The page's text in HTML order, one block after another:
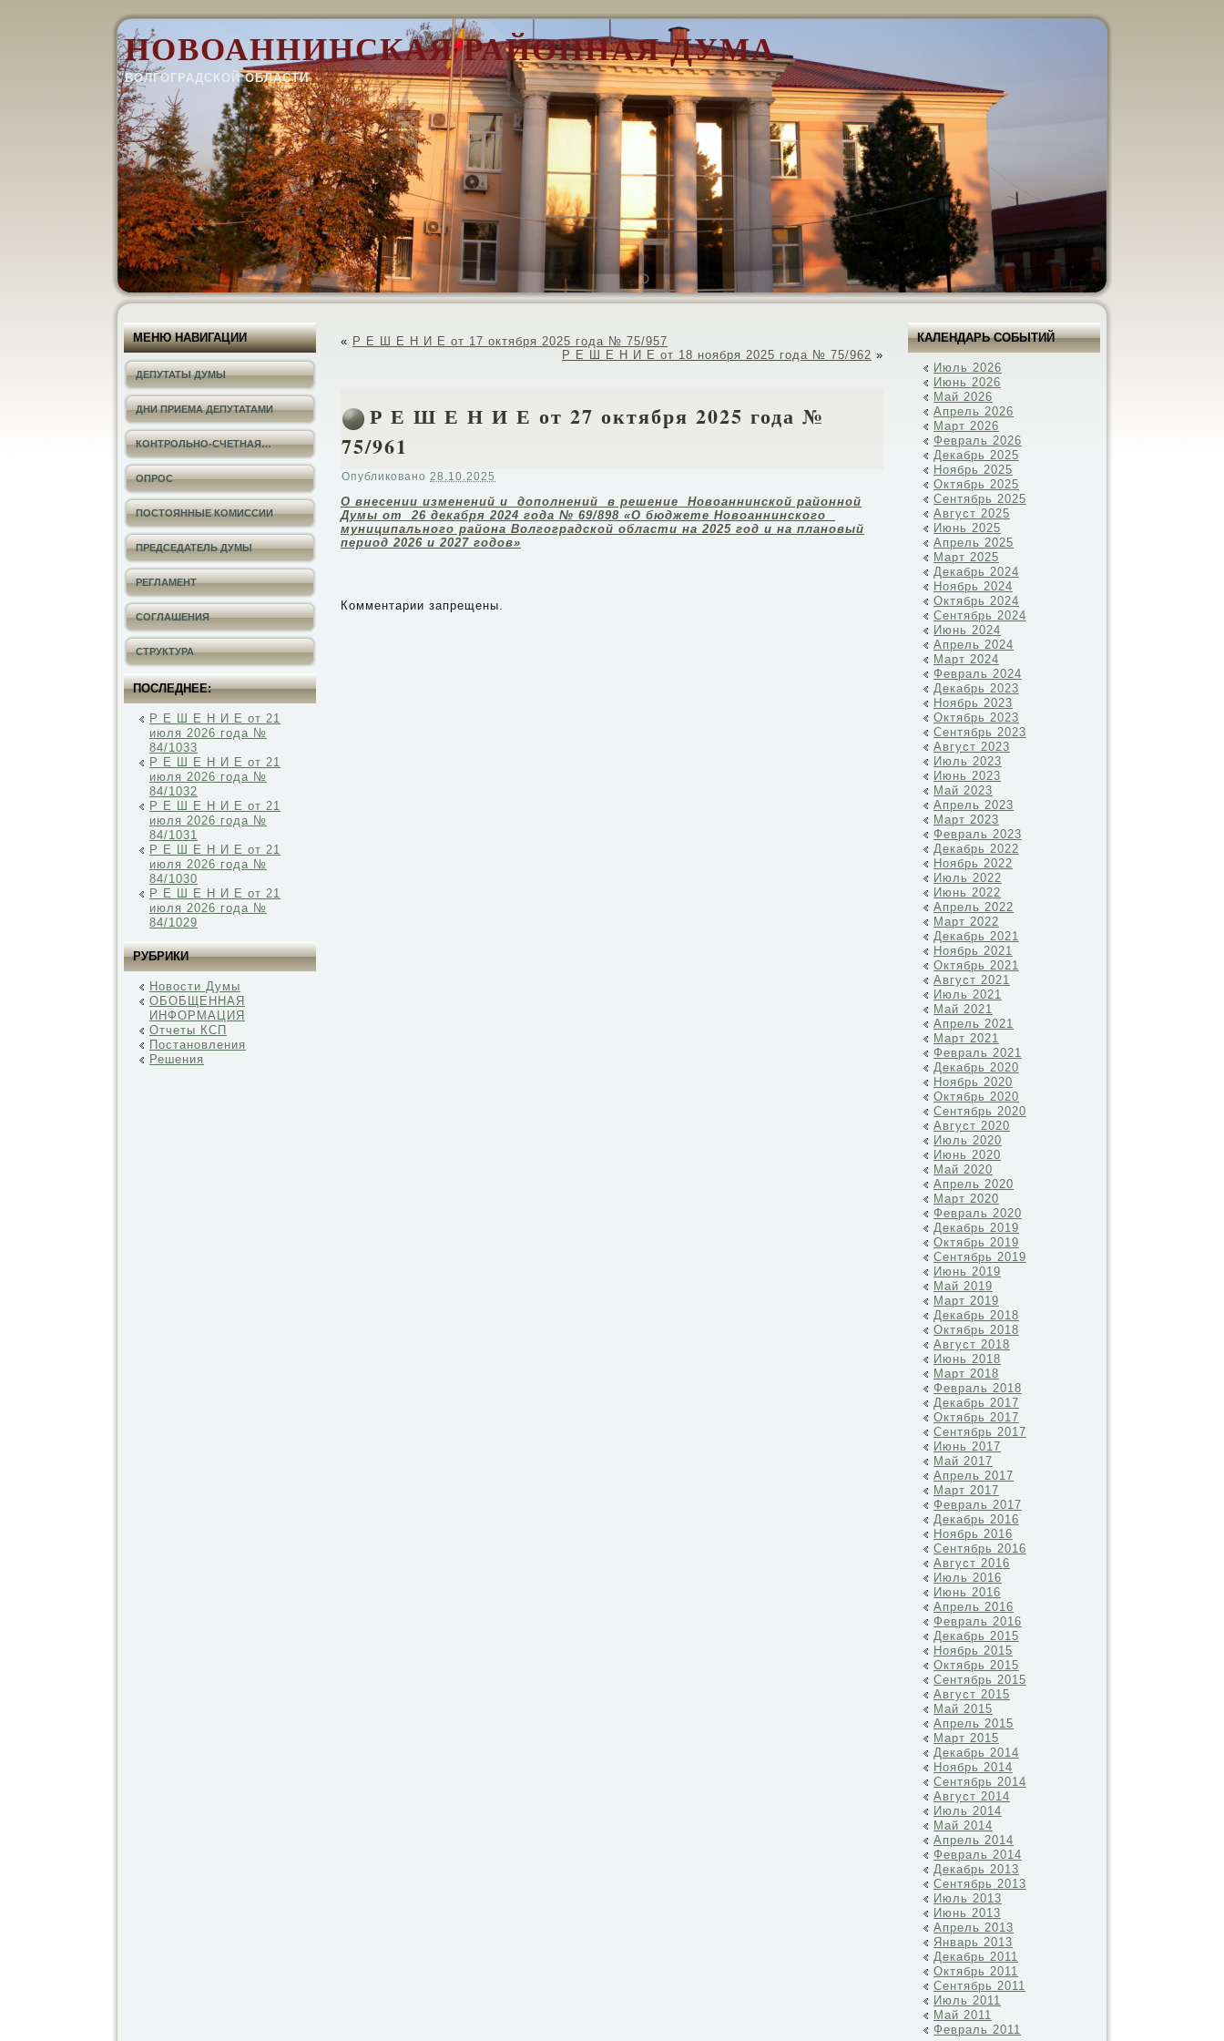
НОВОАННИНСКАЯ РАЙОННАЯ ДУМА
ВОЛГОГРАДСКОЙ ОБЛАСТИ
МЕНЮ НАВИГАЦИИ
ДЕПУТАТЫ ДУМЫ
ДНИ ПРИЕМА ДЕПУТАТАМИ
КОНТРОЛЬНО-СЧЕТНАЯ…
ОПРОС
ПОСТОЯННЫЕ КОМИССИИ
ПРЕДСЕДАТЕЛЬ ДУМЫ
РЕГЛАМЕНТ
СОГЛАШЕНИЯ
СТРУКТУРА
ПОСЛЕДНЕЕ:
Р Е Ш Е Н И Е от 21
июля 2026 года №
84/1033
Р Е Ш Е Н И Е от 21
июля 2026 года №
84/1032
Р Е Ш Е Н И Е от 21
июля 2026 года №
84/1031
Р Е Ш Е Н И Е от 21
июля 2026 года №
84/1030
Р Е Ш Е Н И Е от 21
июля 2026 года №
84/1029
РУБРИКИ
Новости Думы
ОБОБЩЕННАЯ
ИНФОРМАЦИЯ
Отчеты КСП
Постановления
Решения
« Р Е Ш Е Н И Е от 17 октября 2025 года № 75/957
Р Е Ш Е Н И Е от 18 ноября 2025 года № 75/962 »
Р Е Ш Е Н И Е от 27 октября 2025 года №
75/961
Опубликовано 28.10.2025
О внесении изменений и дополнений в решение Новоаннинской районной
Думы от 26 декабря 2024 года № 69/898 «О бюджете Новоаннинского
муниципального района Волгоградской области на 2025 год и на плановый
период 2026 и 2027 годов»
Комментарии запрещены.
КАЛЕНДАРЬ СОБЫТИЙ
Июль 2026
Июнь 2026
Май 2026
Апрель 2026
Март 2026
Февраль 2026
Декабрь 2025
Ноябрь 2025
Октябрь 2025
Сентябрь 2025
Август 2025
Июнь 2025
Апрель 2025
Март 2025
Декабрь 2024
Ноябрь 2024
Октябрь 2024
Сентябрь 2024
Июнь 2024
Апрель 2024
Март 2024
Февраль 2024
Декабрь 2023
Ноябрь 2023
Октябрь 2023
Сентябрь 2023
Август 2023
Июль 2023
Июнь 2023
Май 2023
Апрель 2023
Март 2023
Февраль 2023
Декабрь 2022
Ноябрь 2022
Июль 2022
Июнь 2022
Апрель 2022
Март 2022
Декабрь 2021
Ноябрь 2021
Октябрь 2021
Август 2021
Июль 2021
Май 2021
Апрель 2021
Март 2021
Февраль 2021
Декабрь 2020
Ноябрь 2020
Октябрь 2020
Сентябрь 2020
Август 2020
Июль 2020
Июнь 2020
Май 2020
Апрель 2020
Март 2020
Февраль 2020
Декабрь 2019
Октябрь 2019
Сентябрь 2019
Июнь 2019
Май 2019
Март 2019
Декабрь 2018
Октябрь 2018
Август 2018
Июнь 2018
Март 2018
Февраль 2018
Декабрь 2017
Октябрь 2017
Сентябрь 2017
Июнь 2017
Май 2017
Апрель 2017
Март 2017
Февраль 2017
Декабрь 2016
Ноябрь 2016
Сентябрь 2016
Август 2016
Июль 2016
Июнь 2016
Апрель 2016
Февраль 2016
Декабрь 2015
Ноябрь 2015
Октябрь 2015
Сентябрь 2015
Август 2015
Май 2015
Апрель 2015
Март 2015
Декабрь 2014
Ноябрь 2014
Сентябрь 2014
Август 2014
Июль 2014
Май 2014
Апрель 2014
Февраль 2014
Декабрь 2013
Сентябрь 2013
Июль 2013
Июнь 2013
Апрель 2013
Январь 2013
Декабрь 2011
Октябрь 2011
Сентябрь 2011
Июль 2011
Май 2011
Февраль 2011